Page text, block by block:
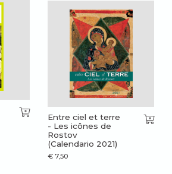
Entre ciel et terre
- Les icônes de
Rostov
(Calendario 2021)
€ 7,50